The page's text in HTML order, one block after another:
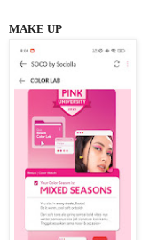
MAKE UP